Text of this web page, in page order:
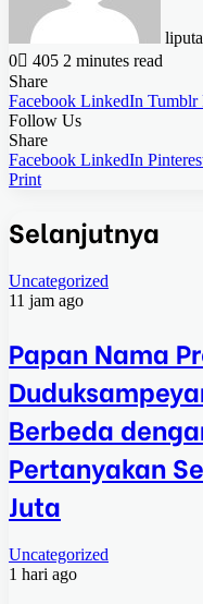
0
405 2 minutes read
Share
Facebook LinkedIn Tumblr
Follow Us
Share
Facebook LinkedIn
Print
Selanjutnya
Uncategorized
11 jam ago
Papan Nama
Berbeda
Pertanyakan
Juta
Uncategorized
1 hari ago